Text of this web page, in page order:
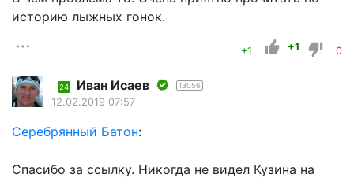
историю лыжных гонок.
+1 +1 0
24 Иван Исаев 13056
12.02.2019 07:57
Серебрянный Батон:
Спасибо за ссылку. Никогда не видел Кузина на